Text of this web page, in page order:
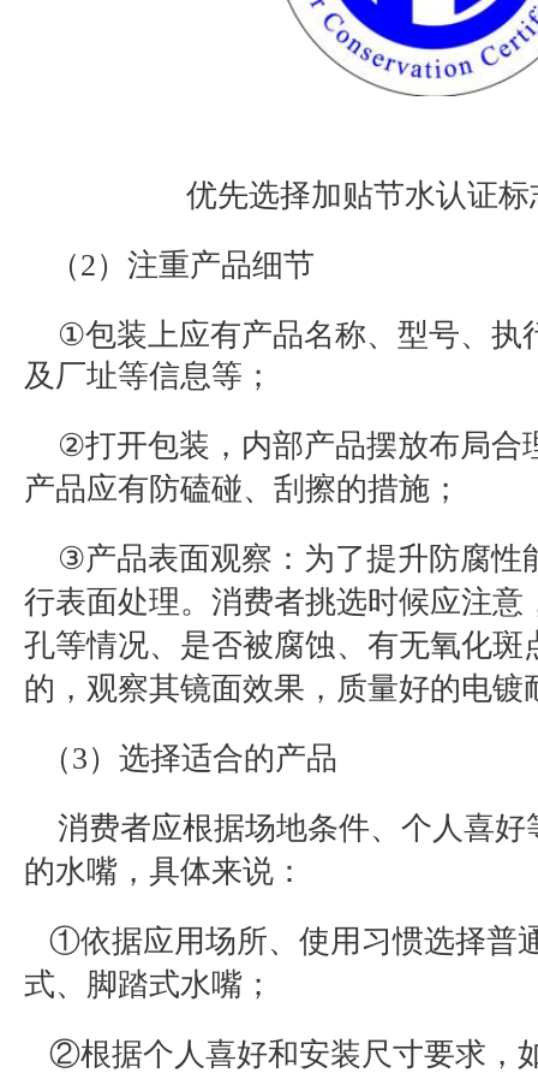
优先选择加贴节水认证
（2）注重产品细节
①包装上应有产品名称、型号、执
及厂址等信息等；
②打开包装，内部产品摆放布局合
产品应有防磕碰、刮擦的措施；
③产品表面观察：为了提升防腐性
行表面处理。消费者挑选时候应注意
孔等情况、是否被腐蚀、有无氧化斑
的，观察其镜面效果，质量好的电镀
（3）选择适合的产品
消费者应根据场地条件、个人喜
的水嘴，具体来说：
①依据应用场所、使用习惯选择普
式、脚踏式水嘴；
②根据个人喜好和安装尺寸要求，